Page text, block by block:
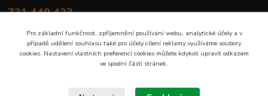
731 449 423
prodejna@dinoservis.cz
Pro základní funkčnost, zpříjemnění používání webu, analytické účely a v
případě udělení souhlasu také pro účely cílení reklamy využíváme soubory
cookies. Nastavení vlastních preferencí cookies můžete kdykoli upravit odkazem
ve spodní části stránek.